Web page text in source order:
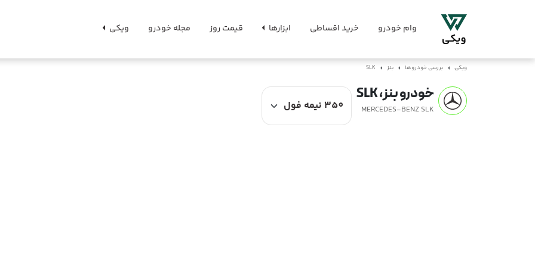
وام خودرو خرید اقساطی ابزارها قیمت روز مجله خودرو ویکی
ویکی بررسی خودروها بنز SLK
خودرو بنز، SLK
MERCEDES-BENZ SLK